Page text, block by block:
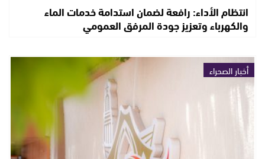
انتظام الأداء: رافعة لضمان استدامة خدمات الماء
والكهرباء وتعزيز جودة المرفق العمومي
أخبار الصحراء